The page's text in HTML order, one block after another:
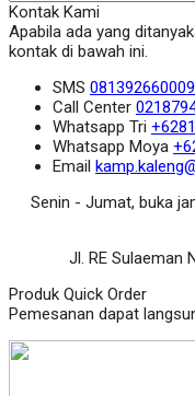
Kontak Kami
Apabila ada yang
kontak di bawah ini.
SMS 081392660009
Call Center
Whatsapp Tri
Whatsapp Moya
Email
Senin - Jumat, buka
Jl. RE Sulaeman
Produk Quick Order
Pemesanan dapat